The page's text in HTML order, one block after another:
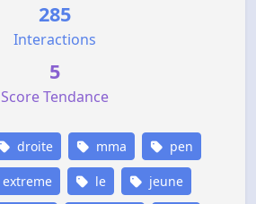
285
Interactions
5
Score Tendance
droite mma pen
extreme le jeune